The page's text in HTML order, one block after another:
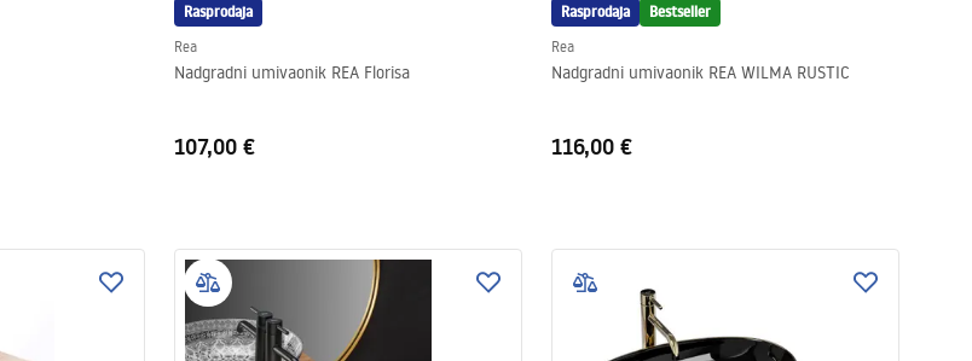
Rasprodaja
Rea
Nadgradni umivaonik REA Florisa
107,00 €
Rasprodaja Bestseller
Rea
Nadgradni umivaonik REA WILMA RUSTIC
116,00 €